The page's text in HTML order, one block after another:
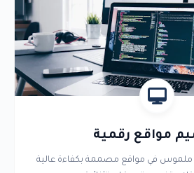
مواقع رقمية
في مواقع مصممة بكفاءة عالية